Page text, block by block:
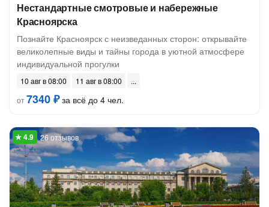
Нестандартные смотровые и набережные
Красноярска
Познайте Красноярск с неизведанных сторон: открывайте
великолепные виды и тайны города в уютной атмосфере
индивидуальной прогулки
10 авг в 08:00
11 авг в 08:00
от7340 ₽за всё до 4 чел.
26 отзывов